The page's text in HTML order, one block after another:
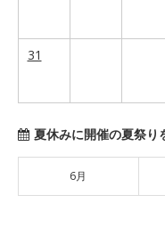
31
夏休みに開催の夏祭り
6月